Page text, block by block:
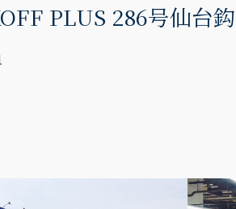
PLUS 286号仙台